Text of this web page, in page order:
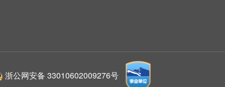
浙公网安备 33010602009276号